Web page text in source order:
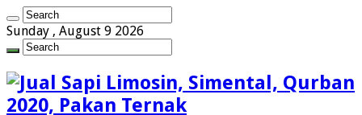
Sunday , August 9 2026